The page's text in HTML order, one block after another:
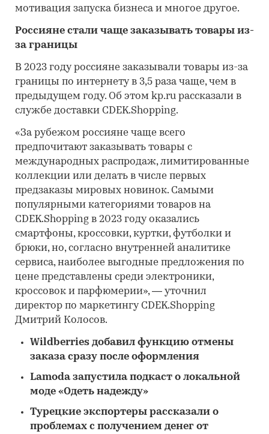
мотивация запуска бизнеса и многое другое.
Россияне стали чаще заказывать товары из-
за границы
В 2023 году россияне заказывали товары из-за
границы по интернету в 3,5 раза чаще, чем в
предыдущем году. Об этом kp.ru рассказали в
службе доставки СDEK.Shopping.
«За рубежом россияне чаще всего
предпочитают заказывать товары с
международных распродаж, лимитированные
коллекции или делать в числе первых
предзаказы мировых новинок. Самыми
популярными категориями товаров на
СDEK.Shopping в 2023 году оказались
смартфоны, кроссовки, куртки, футболки и
брюки, но, согласно внутренней аналитике
сервиса, наиболее выгодные предложения по
цене представлены среди электроники,
кроссовок и парфюмерии», — уточнил
директор по маркетингу CDEK.Shopping
Дмитрий Колосов.
Wildberries добавил функцию отмены
заказа сразу после оформления
Lamoda запустила подкаст о локальной
моде «Одеть надежду»
Турецкие экспортеры рассказали о
проблемах с получением денег от